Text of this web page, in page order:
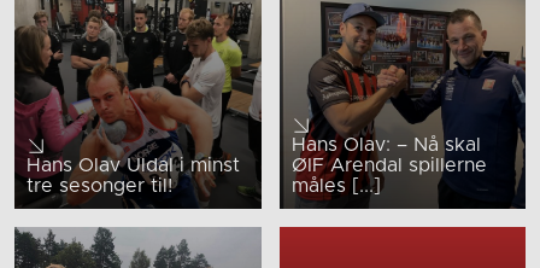
Hans Olav Uldal i minst
tre sesonger til!
Hans Olav: – Nå skal
ØIF Arendal spillerne
måles [...]